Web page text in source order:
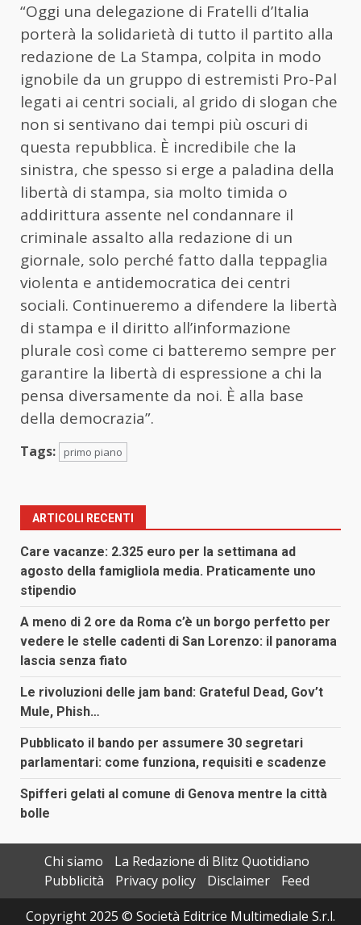
“Oggi una delegazione di Fratelli d’Italia
porterà la solidarietà di tutto il partito alla
redazione de La Stampa, colpita in modo
ignobile da un gruppo di estremisti Pro-Pal
legati ai centri sociali, al grido di slogan che
non si sentivano dai tempi più oscuri di
questa repubblica. È incredibile che la
sinistra, che spesso si erge a paladina della
libertà di stampa, sia molto timida o
addirittura assente nel condannare il
criminale assalto alla redazione di un
giornale, solo perché fatto dalla teppaglia
violenta e antidemocratica dei centri
sociali. Continueremo a difendere la libertà
di stampa e il diritto all’informazione
plurale così come ci batteremo sempre per
garantire la libertà di espressione a chi la
pensa diversamente da noi. È alla base
della democrazia”.
Tags: primo piano
ARTICOLI RECENTI
Care vacanze: 2.325 euro per la settimana ad
agosto della famigliola media. Praticamente uno
stipendio
A meno di 2 ore da Roma c’è un borgo perfetto per
vedere le stelle cadenti di San Lorenzo: il panorama
lascia senza fiato
Le rivoluzioni delle jam band: Grateful Dead, Gov’t
Mule, Phish…
Pubblicato il bando per assumere 30 segretari
parlamentari: come funziona, requisiti e scadenze
Spifferi gelati al comune di Genova mentre la città
bolle
Chi siamo
La Redazione di Blitz Quotidiano
Pubblicità
Privacy policy Disclaimer
Feed
Copyright 2025 © Società Editrice Multimediale S.r.l.